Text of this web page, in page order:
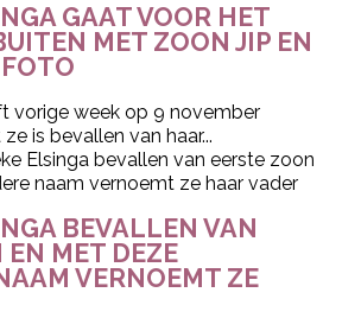
GAAT VOOR HET
MET ZOON JIP EN
vorige week op 9 november
is bevallen van haar...
BEVALLEN VAN
EN MET DEZE
VERNOEMT ZE